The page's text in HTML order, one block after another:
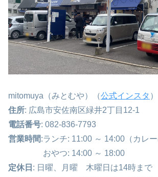
mitomuya（みとむや）（公式インスタ ）
住所: 広島市安佐南区緑井2丁目12-1
電話番号: 082-836-7793
営業時間:ランチ: 11:00 ～ 14:00（カレー
おやつ: 14:00 ～ 18:00
定休日 : 日曜、月曜 木曜日は14時まで